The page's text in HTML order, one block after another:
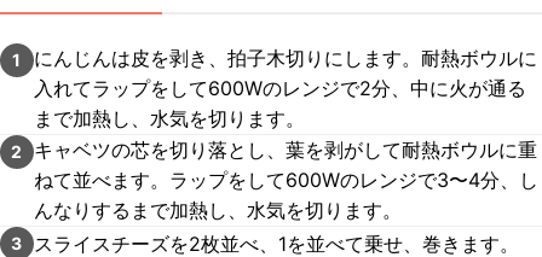
1
にんじんは皮を剥き、拍子木切りにします。耐熱ボウルに
入れてラップをして600Wのレンジで2分、中に火が通る
まで加熱し、水気を切ります。
2
キャベツの芯を切り落とし、葉を剥がして耐熱ボウルに重
ねて並べます。ラップをして600Wのレンジで3〜4分、し
んなりするまで加熱し、水気を切ります。
3 スライスチーズを2枚並べ、1を並べて乗せ、巻きます。